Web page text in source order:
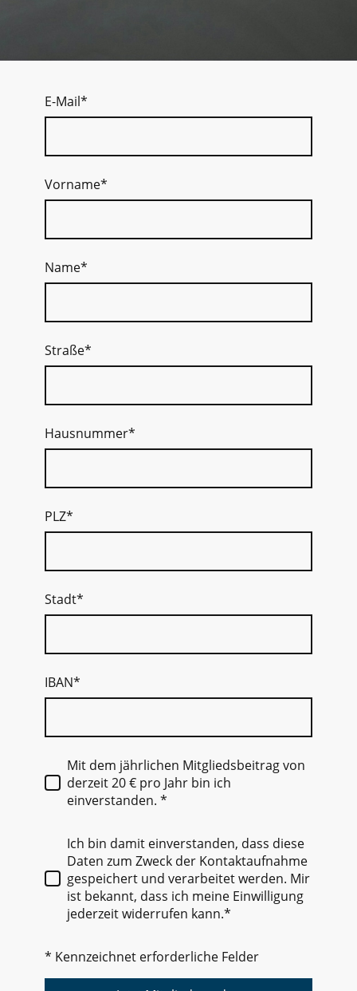
E-Mail*
Vorname*
Name*
Straße*
Hausnummer*
PLZ*
Stadt*
IBAN*
Mit dem jährlichen Mitgliedsbeitrag von
derzeit 20 € pro Jahr bin ich
einverstanden. *
Ich bin damit einverstanden, dass diese
Daten zum Zweck der Kontaktaufnahme
gespeichert und verarbeitet werden. Mir
ist bekannt, dass ich meine Einwilligung
jederzeit widerrufen kann.*
* Kennzeichnet erforderliche Felder